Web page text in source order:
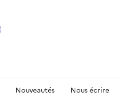
Nouveautés Nous écrire